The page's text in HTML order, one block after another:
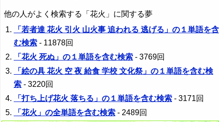
他の人がよく検索する「花火」に関する夢
「若者達 花火 引火 山火事 追われる 逃げる」の１単語を含
む検索 - 11878回
「花火 死ぬ」の１単語を含む検索 - 3769回
「絵の具 花火 空 夜 給食 学校 文化祭」の１単語を含む検
索 - 3220回
「打ち上げ花火 落ちる」の１単語を含む検索 - 3171回
「花火」の全単語を含む検索 - 2489回